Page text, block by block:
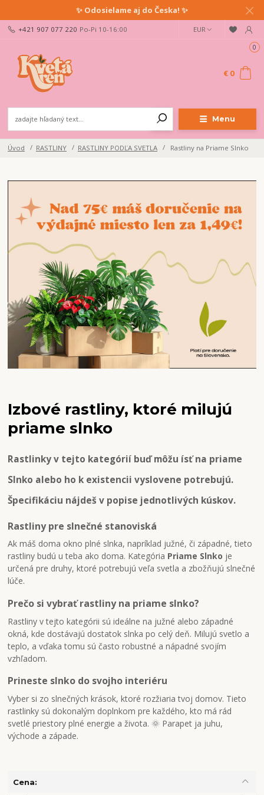
✨ Odosielame aj do Česka! ✨
Menu
EUR
+421 907 077 220 Po-Pi 10-16:00
0
€ 0
Úvod RASTLINY RASTLINY PODĽA SVETLA Rastliny na Priame Slnko
Izbové rastliny, ktoré milujú
priame slnko
Rastlinky v tejto kategórií buď môžu ísť na priame
Slnko alebo ho k existencii vyslovene potrebujú.
Špecifikáciu nájdeš v popise jednotlivých kúskov.
Rastliny pre slnečné stanoviská
Ak máš doma okno plné slnka, napríklad južné, či západné, tieto
rastliny budú u teba ako doma. Kategória Priame Slnko je
určená pre druhy, ktoré potrebujú veľa svetla a zbožňujú slnečné
lúče.
Prečo si vybrať rastliny na priame slnko?
Rastliny v tejto kategórii sú ideálne na južné alebo západné
okná, kde dostávajú dostatok slnka po celý deň. Milujú svetlo a
teplo, a vďaka tomu sú často robustné a nápadné svojím
vzhľadom.
Prineste slnko do svojho interiéru
Vyber si zo slnečných krások, ktoré rozžiaria tvoj domov. Tieto
rastlinky sú dokonalým doplnkom pre každého, kto má rád
svetlé priestory plné energie a života. 🌞 Parapet ja juhu,
východe a západe.
Cena: